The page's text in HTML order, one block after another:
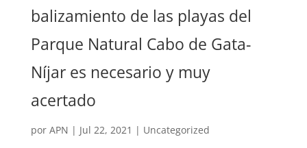
balizamiento de las playas del
Parque Natural Cabo de Gata-
Níjar es necesario y muy
acertado
por APN | Jul 22, 2021 | Uncategorized